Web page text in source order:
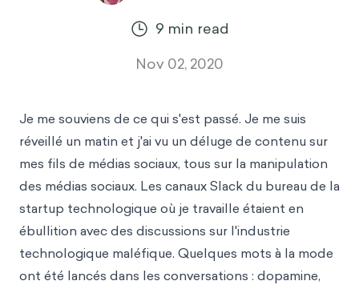
9 min read
Nov 02, 2020
Je me souviens de ce qui s'est passé. Je me suis
réveillé un matin et j'ai vu un déluge de contenu sur
mes fils de médias sociaux, tous sur la manipulation
des médias sociaux. Les canaux Slack du bureau de la
startup technologique où je travaille étaient en
ébullition avec des discussions sur l'industrie
technologique maléfique. Quelques mots à la mode
ont été lancés dans les conversations : dopamine,